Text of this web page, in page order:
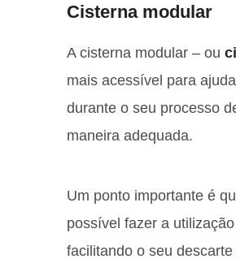
Cisterna modular
A cisterna modular – ou
mais acessível para
durante o seu processo
maneira adequada.
Um ponto importante é
possível fazer a
facilitando o seu